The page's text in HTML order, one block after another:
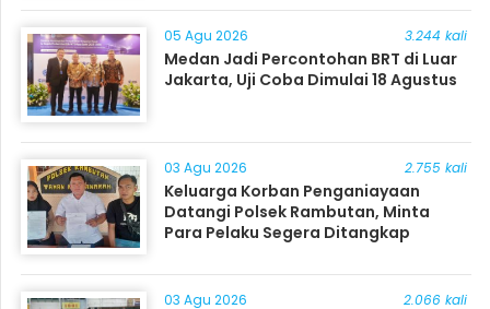
05 Agu 2026 3.244 kali
Medan Jadi Percontohan BRT di Luar
Jakarta, Uji Coba Dimulai 18 Agustus
03 Agu 2026 2.755 kali
Keluarga Korban Penganiayaan
Datangi Polsek Rambutan, Minta
Para Pelaku Segera Ditangkap
03 Agu 2026 2.066 kali